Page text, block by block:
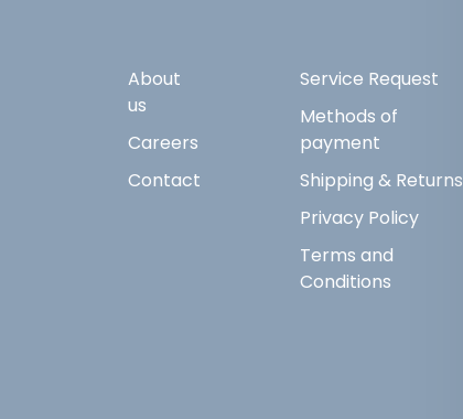
About
us
Careers
Contact
Service Request
Methods of
payment
Shipping & Returns
Privacy Policy
Terms and
Conditions